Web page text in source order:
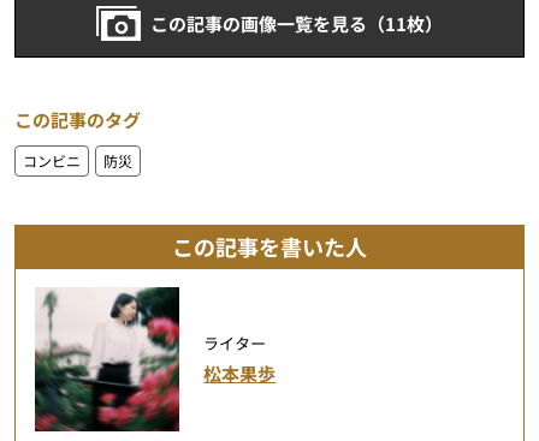
この記事の画像一覧を見る（11枚）
この記事のタグ
コンビニ 防災
この記事を書いた人
ライター
松本果歩